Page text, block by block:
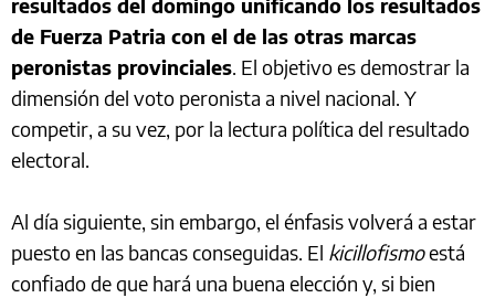
resultados del domingo unificando los resultados
de Fuerza Patria con el de las otras marcas
peronistas provinciales. El objetivo es demostrar la
dimensión del voto peronista a nivel nacional. Y
competir, a su vez, por la lectura política del resultado
electoral.
Al día siguiente, sin embargo, el énfasis volverá a estar
puesto en las bancas conseguidas. El kicillofismoestá
confiado de que hará una buena elección y, si bien